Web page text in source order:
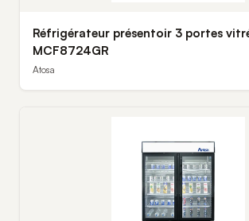
Réfrigérateur présentoir 3 portes
MCF8724GR
Atosa